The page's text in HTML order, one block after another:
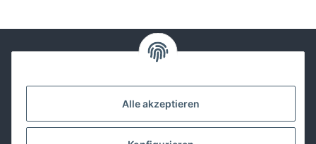
Alle akzeptieren
Lackwissen